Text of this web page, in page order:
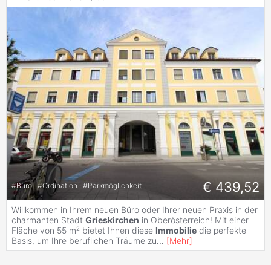
#Büro #Ordination #Parkmöglichkeit € 439,52
Willkommen in Ihrem neuen Büro oder Ihrer neuen Praxis in der
charmanten Stadt Grieskirchen in Oberösterreich! Mit einer
Fläche von 55 m² bietet Ihnen diese Immobilie die perfekte
Basis, um Ihre beruflichen Träume zu... [Mehr]